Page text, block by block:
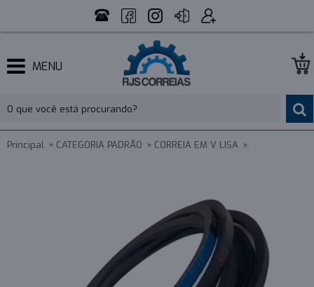
MENU
Principal CATEGORIA PADRÃO CORREIA EM V LISA